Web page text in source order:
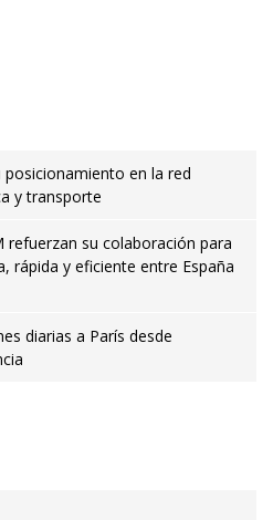
posicionamiento en la red
y transporte
refuerzan su colaboración para
rápida y eficiente entre España
diarias a París desde